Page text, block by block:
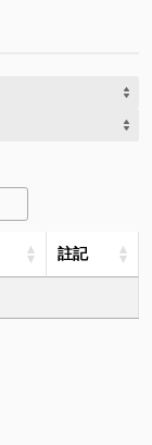
註記